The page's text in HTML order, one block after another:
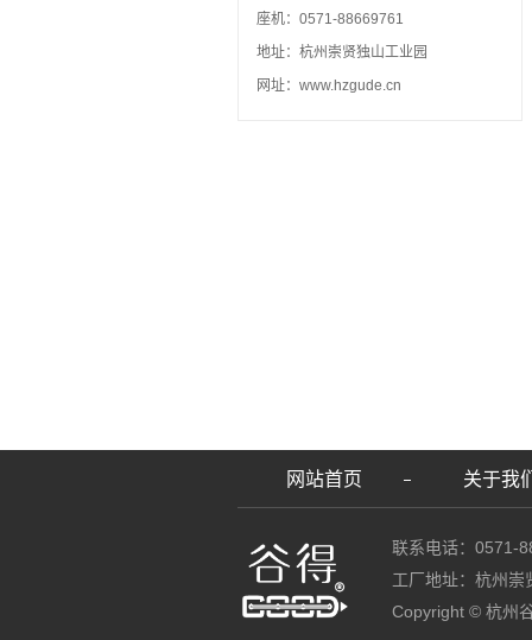
座机：0571-88669761
地址：杭州崇贤独山工业园
网址：www.hzgude.cn
网站首页 关于我
联系电话：0571-
工厂地址：杭州崇
Copyright © 杭州